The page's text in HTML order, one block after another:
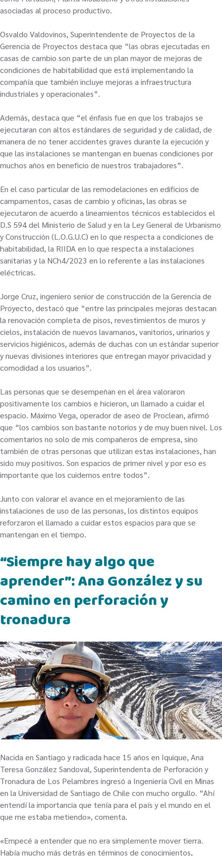
asociadas al proceso productivo.
Osvaldo Valdovinos, Superintendente de Proyectos de la
Gerencia de Proyectos destaca que “las obras ejecutadas en
casas de cambio son parte de un plan mayor de mejoras de
condiciones de habitabilidad que está implementando la
compañía que también incluye mejoras a infraestructura
industriales y operacionales”.
Además, destaca que “el énfasis fue en que los trabajos se
ejecutaran con altos estándares de seguridad y de calidad, de
manera de no tener accidentes graves durante la ejecución y
que las instalaciones se mantengan en buenas condiciones por
muchos años en beneficio de nuestros trabajadores”.
En el caso particular de las remodelaciones en edificios de
campamentos, casas de cambio y oficinas, las obras se
ejecutaron de acuerdo a lineamientos técnicos establecidos el
D.S 594 del Ministerio de Salud y en la Ley General de Urbanismo
y Construcción (L.O.G.U.C) en lo que respecta a condiciones de
habitabilidad, la RIIDA en lo que respecta a instalaciones
sanitarias y la NCh4/2023 en lo referente a las instalaciones
eléctricas.
Jorge Cruz, ingeniero senior de construcción de la Gerencia de
Proyecto, destacó que “entre las principales mejoras destacan
la renovación completa de pisos, revestimientos de muros y
cielos, instalación de nuevos lavamanos, vanitorios, urinarios y
servicios higiénicos, además de duchas con un estándar superior
y nuevas divisiones interiores que entregan mayor privacidad y
comodidad a los usuarios”.
Las personas que se desempeñan en el área valoraron
positivamente los cambios e hicieron, un llamado a cuidar el
espacio. Máximo Vega, operador de aseo de Proclean, afirmó
que “los cambios son bastante notorios y de muy buen nivel. Los
comentarios no solo de mis compañeros de empresa, sino
también de otras personas que utilizan estas instalaciones, han
sido muy positivos. Son espacios de primer nivel y por eso es
importante que los cuidemos entre todos”.
Junto con valorar el avance en el mejoramiento de las
instalaciones de uso de las personas, los distintos equipos
reforzaron el llamado a cuidar estos espacios para que se
mantengan en el tiempo.
“Siempre hay algo que
aprender”: Ana González y su
camino en perforación y
tronadura
Nacida en Santiago y radicada hace 15 años en Iquique, Ana
Teresa González Sandoval, Superintendenta de Perforación y
Tronadura de Los Pelambres ingresó a Ingeniería Civil en Minas
en la Universidad de Santiago de Chile con mucho orgullo. “Ahí
entendí la importancia que tenía para el país y el mundo en el
que me estaba metiendo», comenta.
«Empecé a entender que no era simplemente mover tierra.
Había mucho más detrás en términos de conocimientos,